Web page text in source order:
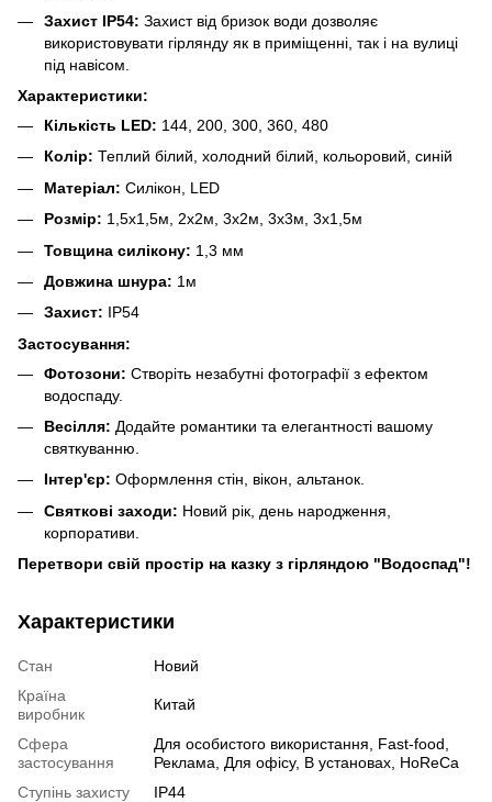
Захист IP54: Захист від бризок води дозволяє
використовувати гірлянду як в приміщенні, так і на вулиці
під навісом.
Характеристики:
Кількість LED: 144, 200, 300, 360, 480
Колір: Теплий білий, холодний білий, кольоровий, синій
Матеріал: Силікон, LED
Розмір: 1,5х1,5м, 2х2м, 3х2м, 3х3м, 3х1,5м
Товщина силікону: 1,3 мм
Довжина шнура: 1м
Захист: IP54
Застосування:
Фотозони: Створіть незабутні фотографії з ефектом
водоспаду.
Весілля: Додайте романтики та елегантності вашому
святкуванню.
Інтер'єр: Оформлення стін, вікон, альтанок.
Святкові заходи: Новий рік, день народження,
корпоративи.
Перетвори свій простір на казку з гірляндою "Водоспад"!
Характеристики
Стан
Новий
Країна
виробник
Китай
Сфера
застосування
Для особистого використання, Fast-food,
Реклама, Для офісу, В установах, HoReCa
Ступінь захисту
IP44